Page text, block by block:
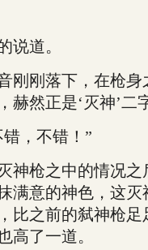
说道。
刚刚落下，在枪身
赫然正是‘灭神’二
，不错！”
神枪之中的情况之
满意的神色，这
比之前的弑神枪足
高了一道。